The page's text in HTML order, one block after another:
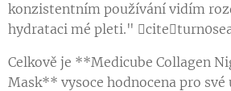
konzistentním používání vidím
hydrataci mé pleti."
Celkově je **Medicube Collagen
Mask** vysoce hodnocena pro své